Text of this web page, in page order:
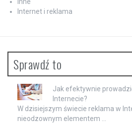
Internet i reklama
Sprawdź to
Jak efektywnie
Internecie?
W dzisiejszym świecie reklama w
nieodzownym elementem …